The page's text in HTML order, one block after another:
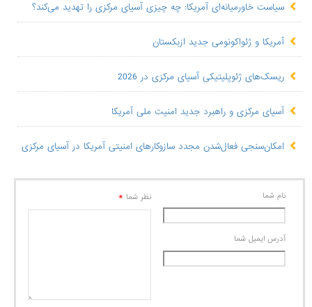
سیاست خاورمیانه‌ای آمریکا: چه چیزی آسیای مرکزی را تهدید می‌کند؟
آمریکا و ژئواکونومی جدید ازبکستان
ریسک‌های ژئوپلیتیکی آسیای مرکزی در 2026
آسیای مرکزی و راهبرد جدید امنیت ملی آمریکا
امکان‌سنجی فعال‌شدن مجدد سازوکارهای امنیتی آمریکا در آسیای مرکزی
نام شما
آدرس ايميل شما
نظر شما *